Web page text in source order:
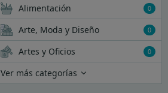
Alimentación 0
Arte, Moda y Diseño 0
Artes y Oficios 0
Ver más categorías